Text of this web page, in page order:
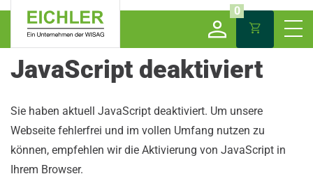
0
JavaScript deaktiviert
Sie haben aktuell JavaScript deaktiviert. Um unsere
Webseite fehlerfrei und im vollen Umfang nutzen zu
können, empfehlen wir die Aktivierung von JavaScript in
Ihrem Browser.